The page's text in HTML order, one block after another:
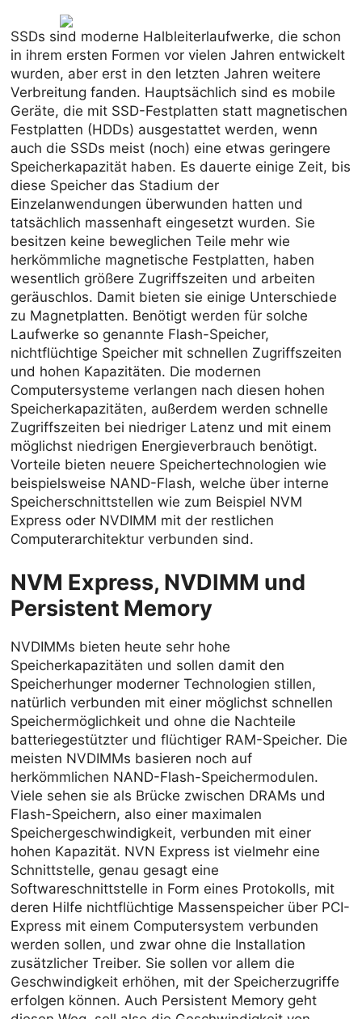
SSDs sind moderne Halbleiterlaufwerke, die schon
in ihrem ersten Formen vor vielen Jahren entwickelt
wurden, aber erst in den letzten Jahren weitere
Verbreitung fanden. Hauptsächlich sind es mobile
Geräte, die mit SSD-Festplatten statt magnetischen
Festplatten (HDDs) ausgestattet werden, wenn
auch die SSDs meist (noch) eine etwas geringere
Speicherkapazität haben. Es dauerte einige Zeit, bis
diese Speicher das Stadium der
Einzelanwendungen überwunden hatten und
tatsächlich massenhaft eingesetzt wurden. Sie
besitzen keine beweglichen Teile mehr wie
herkömmliche magnetische Festplatten, haben
wesentlich größere Zugriffszeiten und arbeiten
geräuschlos. Damit bieten sie einige Unterschiede
zu Magnetplatten. Benötigt werden für solche
Laufwerke so genannte Flash-Speicher,
nichtflüchtige Speicher mit schnellen Zugriffszeiten
und hohen Kapazitäten. Die modernen
Computersysteme verlangen nach diesen hohen
Speicherkapazitäten, außerdem werden schnelle
Zugriffszeiten bei niedriger Latenz und mit einem
möglichst niedrigen Energieverbrauch benötigt.
Vorteile bieten neuere Speichertechnologien wie
beispielsweise NAND-Flash, welche über interne
Speicherschnittstellen wie zum Beispiel NVM
Express oder NVDIMM mit der restlichen
Computerarchitektur verbunden sind.
NVM Express, NVDIMM und
Persistent Memory
NVDIMMs bieten heute sehr hohe
Speicherkapazitäten und sollen damit den
Speicherhunger moderner Technologien stillen,
natürlich verbunden mit einer möglichst schnellen
Speichermöglichkeit und ohne die Nachteile
batteriegestützter und flüchtiger RAM-Speicher. Die
meisten NVDIMMs basieren noch auf
herkömmlichen NAND-Flash-Speichermodulen.
Viele sehen sie als Brücke zwischen DRAMs und
Flash-Speichern, also einer maximalen
Speichergeschwindigkeit, verbunden mit einer
hohen Kapazität. NVN Express ist vielmehr eine
Schnittstelle, genau gesagt eine
Softwareschnittstelle in Form eines Protokolls, mit
deren Hilfe nichtflüchtige Massenspeicher über PCI-
Express mit einem Computersystem verbunden
werden sollen, und zwar ohne die Installation
zusätzlicher Treiber. Sie sollen vor allem die
Geschwindigkeit erhöhen, mit der Speicherzugriffe
erfolgen können. Auch Persistent Memory geht